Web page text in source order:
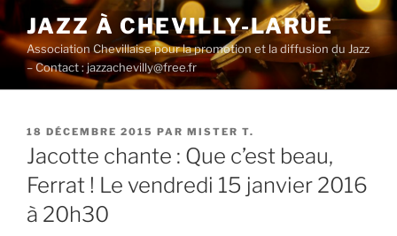
au
contenu
principal
JAZZ À CHEVILLY-LARUE
Association Chevillaise pour la promotion et la diffusion du Jazz
– Contact : jazzachevilly@free.fr
PUBLIÉ
LE
18 DÉCEMBRE 2015 PAR MISTER T.
Jacotte chante : Que c’est beau,
Ferrat ! Le vendredi 15 janvier 2016
à 20h30